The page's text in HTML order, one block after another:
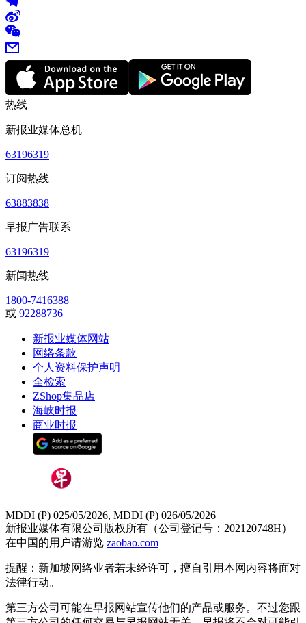
热线
新报业媒体总机
63196319
订阅热线
63883838
早报广告联系
63196319
新闻热线
1800-7416388
或 92288736
新报业媒体网站
网络条款
个人资料保护声明
全检索
ZShop集品店
海峡时报
商业时报
MDDI (P) 025/05/2026, MDDI (P) 026/05/2026
新报业媒体有限公司版权所有（公司登记号：202120748H）
在中国的用户请游览 zaobao.com
提醒：新加坡网络业者若未经许可，擅自引用本网内容将面对
法律行动。
第三方公司可能在早报网站宣传他们的产品或服务。不过您跟